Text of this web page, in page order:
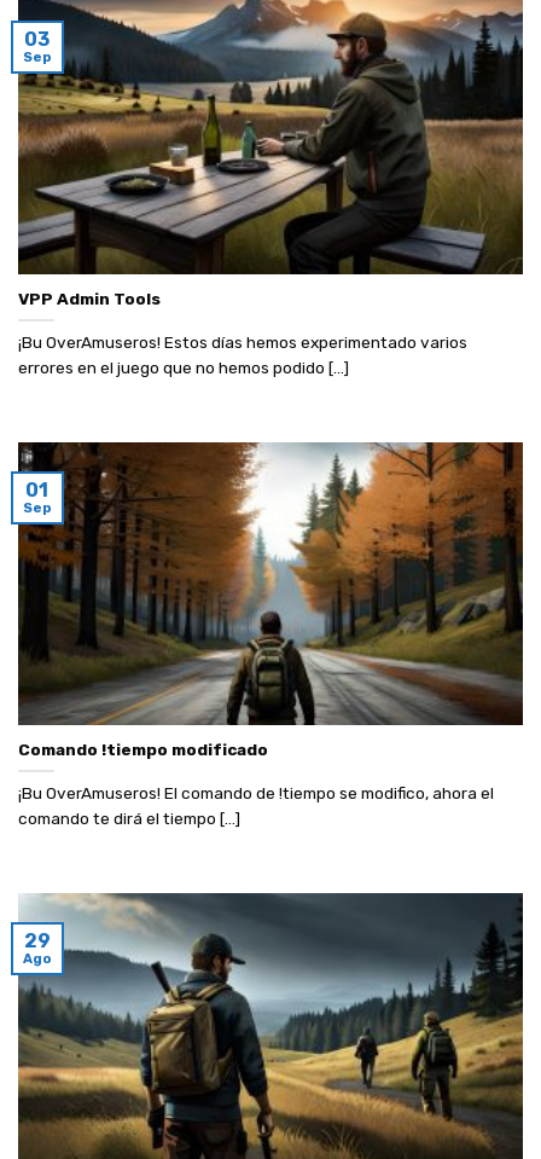
VPP Admin Tools
¡Bu OverAmuseros! Estos días hemos experimentado varios
errores en el juego que no hemos podido [...]
03
Sep
Comando !tiempo modificado
¡Bu OverAmuseros! El comando de !tiempo se modifico, ahora el
comando te dirá el tiempo [...]
01
Sep
29
Ago